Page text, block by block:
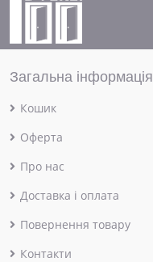
Загальна інформація
Кошик
Оферта
Про нас
Доставка і оплата
Повернення товару
Контакти